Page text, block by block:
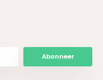
Abonneer